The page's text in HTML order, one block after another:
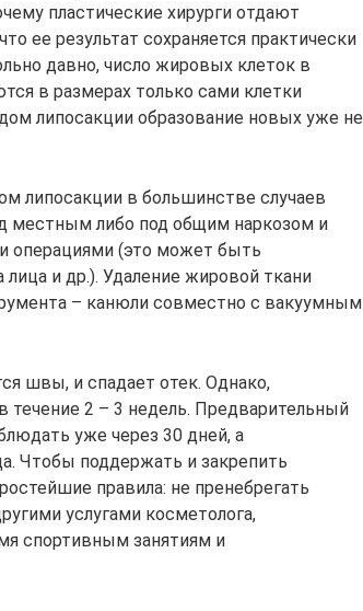
пластические хирурги отдают
ее результат сохраняется практически
давно, число жировых клеток в
в размерах только сами клетки
липосакции образование новых уже не
липосакции в большинстве случаев
местным либо под общим наркозом и
операциями (это может быть
и др.). Удаление жировой ткани
– канюли совместно с вакуумным
швы, и спадает отек. Однако,
2 – 3 недель. Предварительный
уже через 30 дней, а
Чтобы поддержать и закрепить
правила: не пренебрегать
услугами косметолога,
спортивным занятиям и